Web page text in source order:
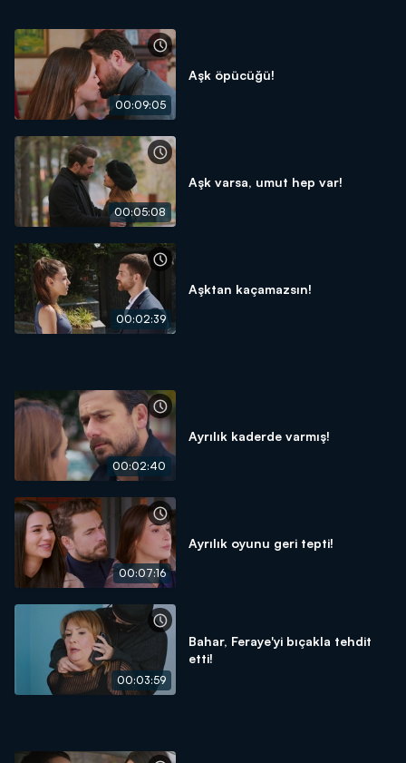
00:09:05
Aşk öpücüğü!
00:05:08
Aşk varsa, umut hep var!
00:02:39
Aşktan kaçamazsın!
00:02:40
Ayrılık kaderde varmış!
00:07:16
Ayrılık oyunu geri tepti!
00:03:59
Bahar, Feraye'yi bıçakla tehdit
etti!